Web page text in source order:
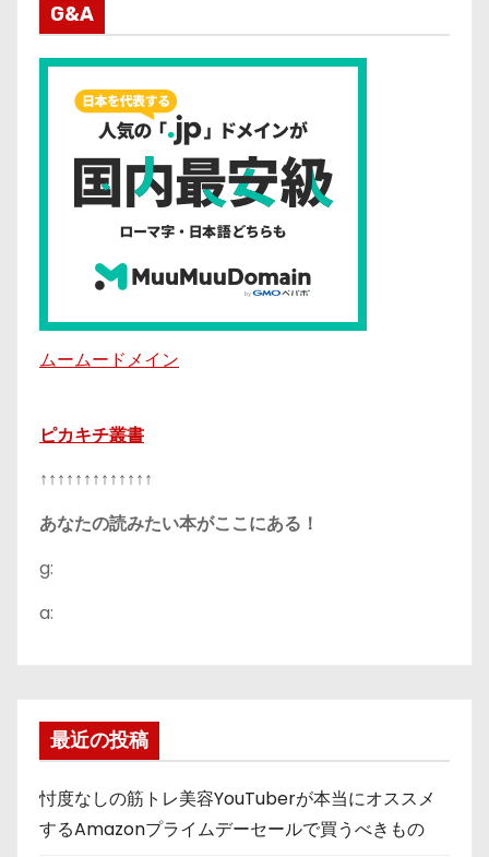
G&A
ムームードメイン
ピカキチ叢書
↑↑↑↑↑↑↑↑↑↑↑↑↑
あなたの読みたい本がここにある！
g:
a:
最近の投稿
忖度なしの筋トレ美容YouTuberが本当にオススメ
するAmazonプライムデーセールで買うべきもの